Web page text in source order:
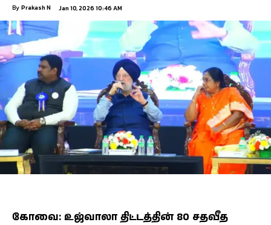
By Prakash N Jan 10, 2026 10:46 AM
கோவை: உஜ்வாலா திட்டத்தின் 80 சதவீத